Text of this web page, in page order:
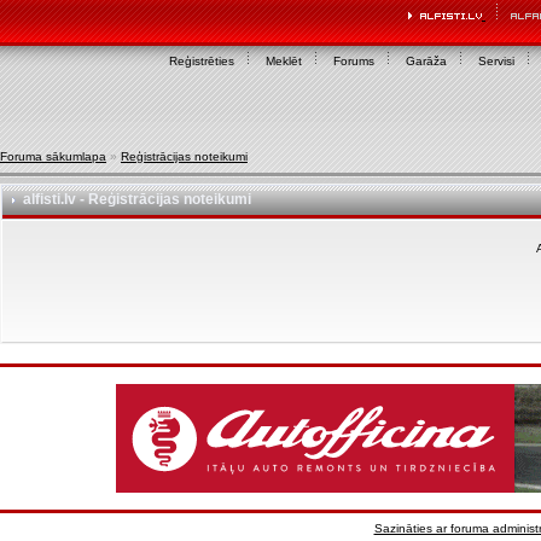
Reģistrēties Meklēt Forums Garāža Servisi
Foruma sākumlapa » Reģistrācijas noteikumi
alfisti.lv - Reģistrācijas noteikumi
Sazināties ar foruma